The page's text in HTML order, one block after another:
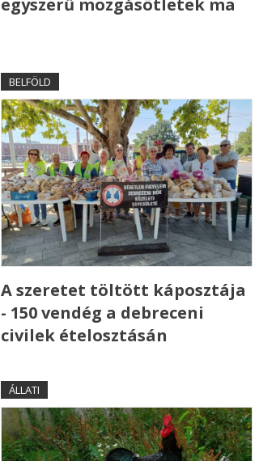
BELFÖLD
A szeretet töltött káposztája
- 150 vendég a debreceni
civilek ételosztásán
ÁLLATI